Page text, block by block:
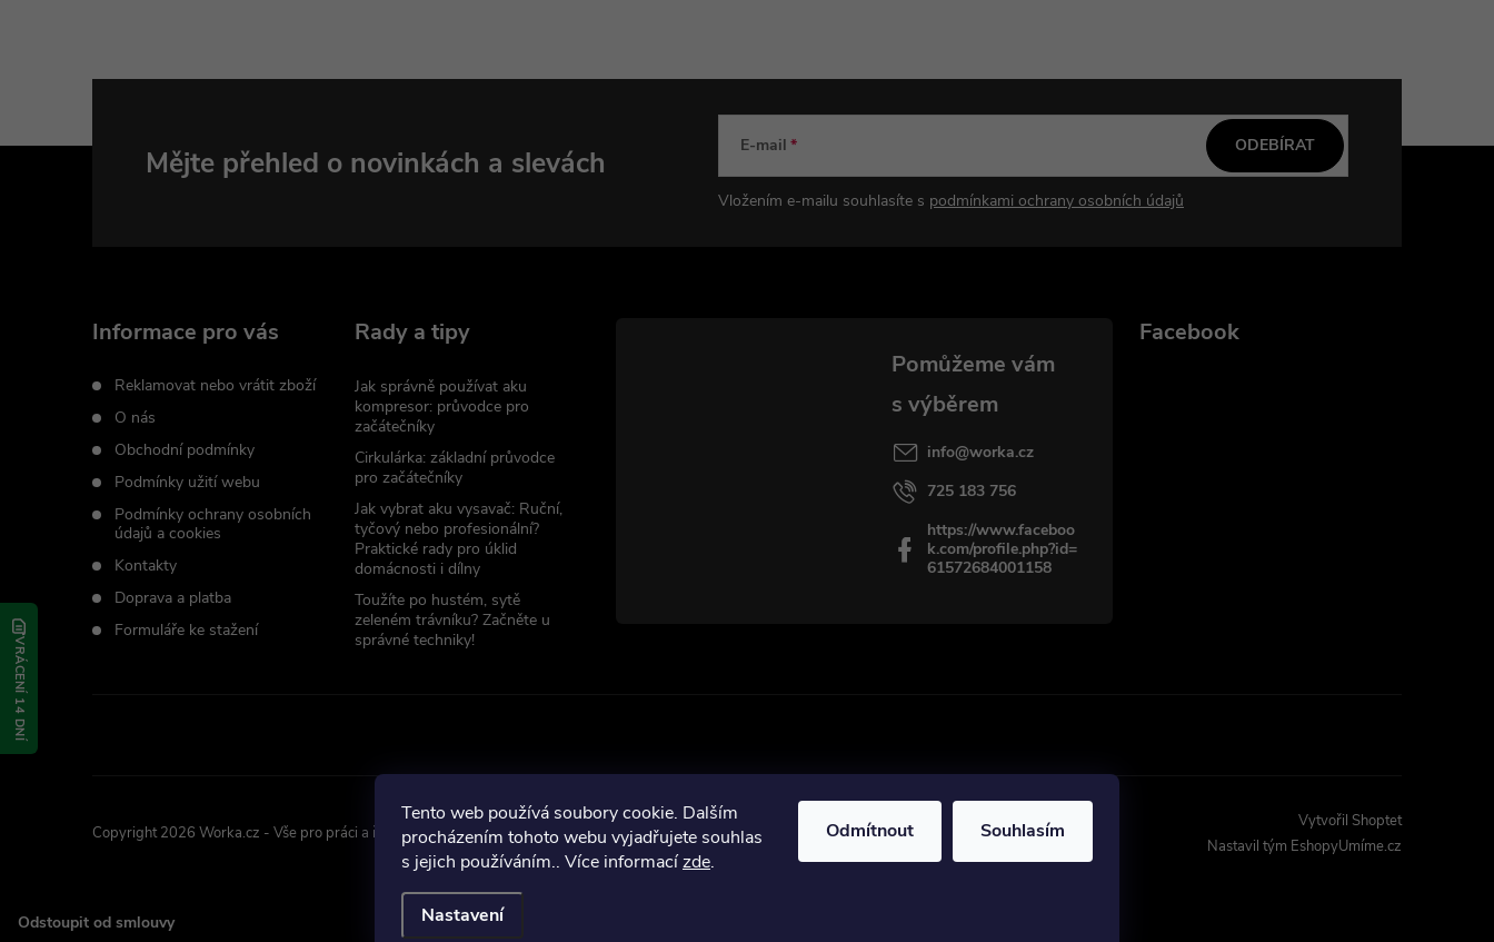
Tento web používá soubory cookie. Dalším
procházením tohoto webu vyjadřujete souhlas
s jejich používáním.. Více informacízde.
Nastavení
Odmítnout Souhlasím
Mějte přehled o novinkách a slevách E-mail
Vložením e-mailu souhlasíte s podmínkami ochrany osobních údajů
ODEBÍRAT
Informace pro vás
Reklamovat nebo vrátit zboží
O nás
Obchodní podmínky
Podmínky užití webu
Podmínky ochrany osobních
údajů a cookies
Kontakty
Doprava a platba
Formuláře ke stažení
Rady a tipy
Jak správně používat aku
kompresor: průvodce pro
začátečníky
Cirkulárka: základní průvodce
pro začátečníky
Jak vybrat aku vysavač: Ruční,
tyčový nebo profesionální?
Praktické rady pro úklid
domácnosti i dílny
Toužíte po hustém, sytě
zeleném trávníku? Začněte u
správné techniky!
info@worka.cz
725 183 756
https://www.faceboo
k.com/profile.php?id=
61572684001158
Facebook
Vytvořil Shoptet
Nastavil tým EshopyUmíme.cz
Copyright 2026 Worka.cz - Vše pro práci a řemeslo. Všechna práva vyhrazena.
Odstoupit od smlouvy
VRÁCENÍ 14 DNÍ